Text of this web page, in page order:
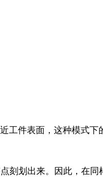
工件表面，这种模式下
刻划出来。因此，在